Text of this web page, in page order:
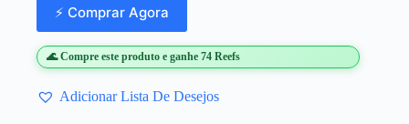
⚡ Comprar Agora
🌊 Compre este produto e ganhe 74 Reefs
Adicionar Lista De Desejos